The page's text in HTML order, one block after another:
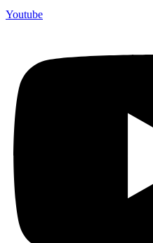
Youtube